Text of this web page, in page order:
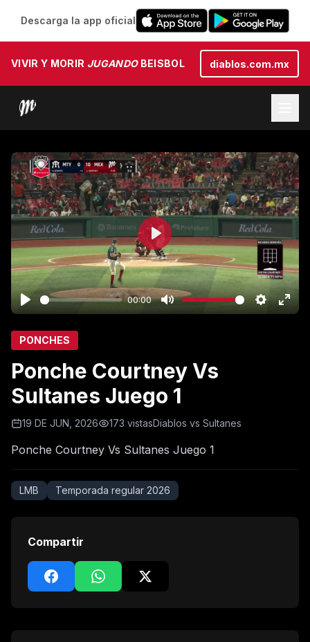
Descarga la app oficial
VIVIR Y MORIR JUGANDOBEISBOL diablos.com.mx
00:00
Play
PONCHES
Ponche Courtney Vs
Sultanes Juego 1
19 DE JUN, 2026 173 vistasDiablos vs Sultanes
Ponche Courtney Vs Sultanes Juego 1
LMB Temporada regular 2026
Compartir